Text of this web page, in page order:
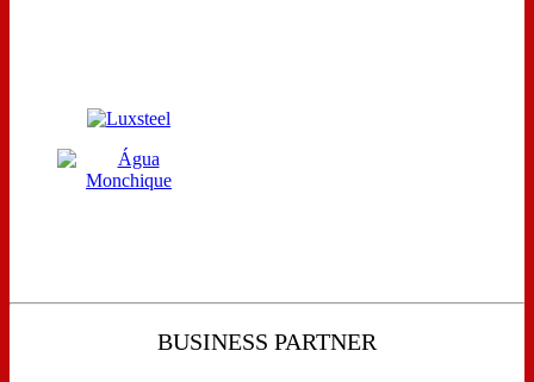
BUSINESS PARTNER